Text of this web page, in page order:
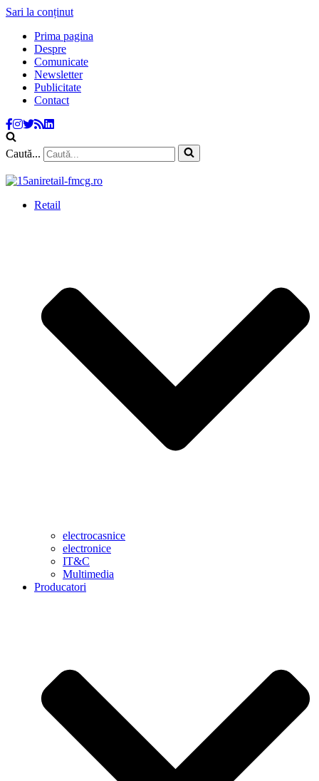
Sari la conținut
Prima pagina
Despre
Comunicate
Newsletter
Publicitate
Contact
Caută...
Retail
electrocasnice
electronice
IT&C
Multimedia
Producatori